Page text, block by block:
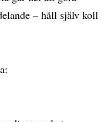
– håll själv koll